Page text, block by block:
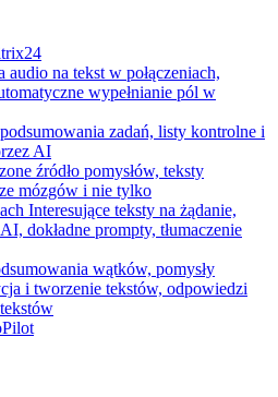
audio na tekst w połączeniach,
wypełnianie pól w
zadań, listy kontrolne i
AI
źródło pomysłów, teksty
mózgów i nie tylko
Interesujące teksty na żądanie,
dokładne prompty, tłumaczenie
wątków, pomysły
i tworzenie tekstów, odpowiedzi